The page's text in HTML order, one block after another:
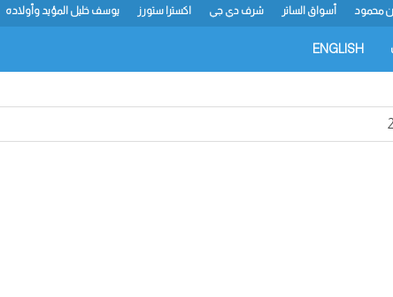
يوسف خليل المؤيد وأولاده اكسترا ستورز شرف دي جي أسواق الساتر محمود
ENGLISH